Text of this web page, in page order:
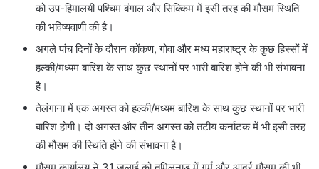
को उप-हिमालयी पश्चिम बंगाल और सिक्किम में इसी तरह की मौसम स्थिति
की भविष्यवाणी की है।
अगले पांच दिनों के दौरान कोंकण, गोवा और मध्य महाराष्ट्र के कुछ हिस्सों में
हल्की/मध्यम बारिश के साथ कुछ स्थानों पर भारी बारिश होने की भी संभावना
है।
तेलंगाना में एक अगस्त को हल्की/मध्यम बारिश के साथ कुछ स्थानों पर भारी
बारिश होगी। दो अगस्त और तीन अगस्त को तटीय कर्नाटक में भी इसी तरह
की मौसम की स्थिति होने की संभावना है।